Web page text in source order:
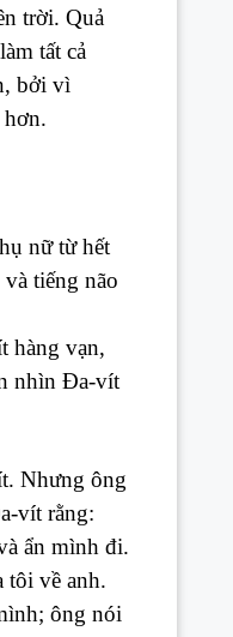
trời. Quả
tất cả
bởi vì
nữ từ hết
tiếng não
hàng vạn,
nhìn Đa-vít
Nhưng ông
vít rằng:
ẩn mình đi.
tôi về anh.
ông nói